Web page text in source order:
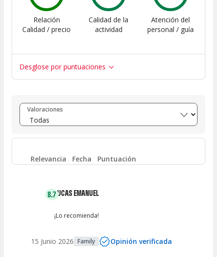
Relación
Calidad / precio
Calidad de la
actividad
Atención del
personal / guía
Desglose por puntuaciones
Entre 8 y 10 (396)
Entre 6 y 8 (148)
Entre 4 y 6 16
Valoraciones
Relevancia Fecha Puntuación
8.7LUCAS EMANUEL
¡Lo recomienda!
15 Junio 2026 Family Opinión verificada